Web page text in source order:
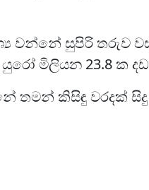
වන්නේ සුපිරි තරුව
මිලියන 23.8 ක
තමන් කිසිඳු වරදක්